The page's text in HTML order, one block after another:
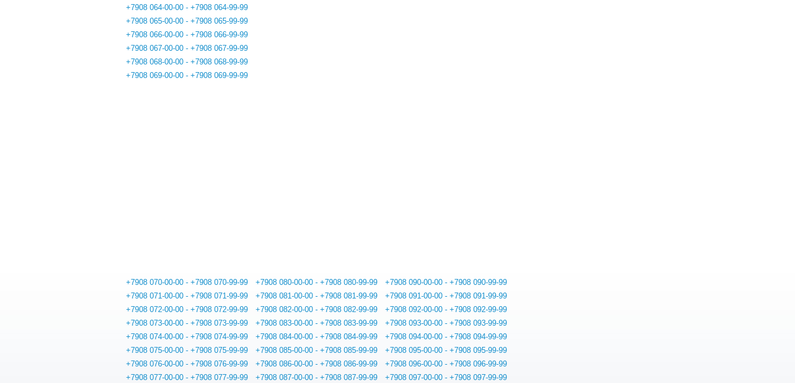
+7908 064-00-00 - +7908 064-99-99
+7908 065-00-00 - +7908 065-99-99
+7908 066-00-00 - +7908 066-99-99
+7908 067-00-00 - +7908 067-99-99
+7908 068-00-00 - +7908 068-99-99
+7908 069-00-00 - +7908 069-99-99
+7908 070-00-00 - +7908 070-99-99
+7908 071-00-00 - +7908 071-99-99
+7908 072-00-00 - +7908 072-99-99
+7908 073-00-00 - +7908 073-99-99
+7908 074-00-00 - +7908 074-99-99
+7908 075-00-00 - +7908 075-99-99
+7908 076-00-00 - +7908 076-99-99
+7908 077-00-00 - +7908 077-99-99
+7908 080-00-00 - +7908 080-99-99
+7908 081-00-00 - +7908 081-99-99
+7908 082-00-00 - +7908 082-99-99
+7908 083-00-00 - +7908 083-99-99
+7908 084-00-00 - +7908 084-99-99
+7908 085-00-00 - +7908 085-99-99
+7908 086-00-00 - +7908 086-99-99
+7908 087-00-00 - +7908 087-99-99
+7908 090-00-00 - +7908 090-99-99
+7908 091-00-00 - +7908 091-99-99
+7908 092-00-00 - +7908 092-99-99
+7908 093-00-00 - +7908 093-99-99
+7908 094-00-00 - +7908 094-99-99
+7908 095-00-00 - +7908 095-99-99
+7908 096-00-00 - +7908 096-99-99
+7908 097-00-00 - +7908 097-99-99